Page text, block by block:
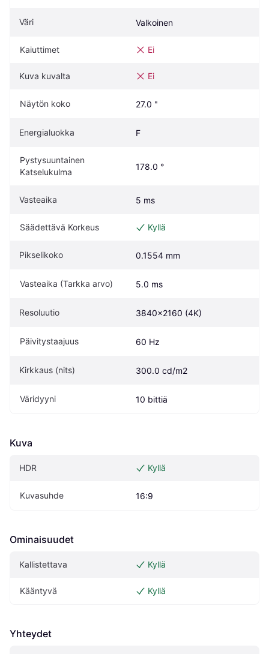
Väri Valkoinen
Kaiuttimet Ei
Kuva kuvalta Ei
Näytön koko 27.0 "
Energialuokka F
Pystysuuntainen
Katselukulma
178.0 °
Vasteaika 5 ms
Säädettävä Korkeus Kyllä
Pikselikoko 0.1554 mm
Vasteaika (Tarkka arvo) 5.0 ms
Resoluutio 3840x2160 (4K)
Päivitystaajuus 60 Hz
Kirkkaus (nits) 300.0 cd/m2
Väridyyni 10 bittiä
Kuva
HDR Kyllä
Kuvasuhde 16:9
Ominaisuudet
Kallistettava Kyllä
Kääntyvä Kyllä
Yhteydet